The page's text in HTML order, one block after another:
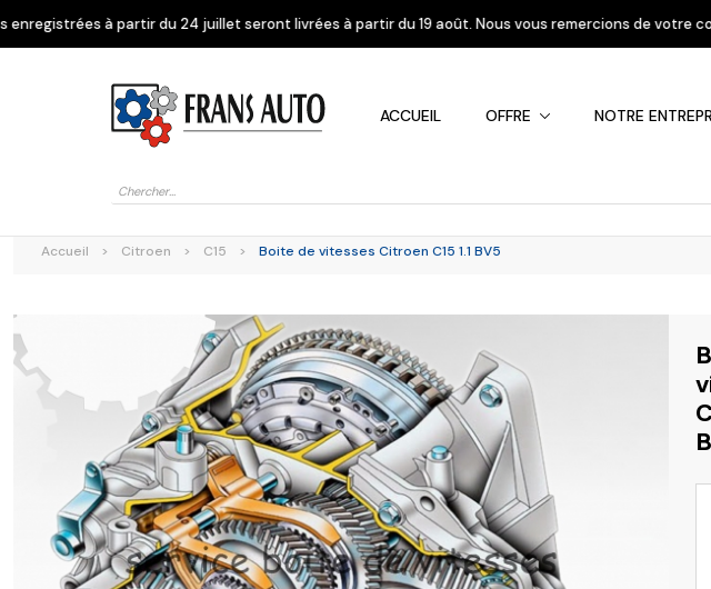
24 juillet seront livrées à partir du 19 août. Nous vous remercions de votre compréhension.
ACCUEIL OFFRE NOTRE
Recherche
produits
Alfa Romeo Citroen Dacia Fiat
Renault Suzuki Toyota Volvo
Accueil > Citroen > C15 > Boite de vitesses Citroen C15 1.1 BV5